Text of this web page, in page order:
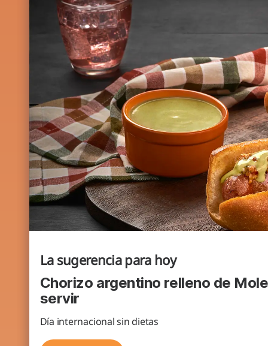
La sugerencia para hoy
Chorizo argentino relleno de
servir
Día internacional sin dietas